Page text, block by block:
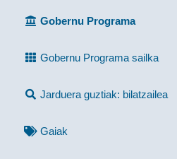
Gobernu Programa
Gobernu Programa sailka
Jarduera guztiak: bilatzailea
Gaiak